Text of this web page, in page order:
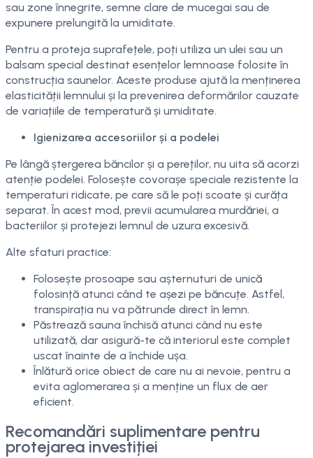
sau zone înnegrite, semne clare de mucegai sau de
expunere prelungită la umiditate.
Pentru a proteja suprafețele, poți utiliza un ulei sau un
balsam special destinat esențelor lemnoase folosite în
construcția saunelor. Aceste produse ajută la menținerea
elasticității lemnului și la prevenirea deformărilor cauzate
de variațiile de temperatură și umiditate.
Igienizarea accesoriilor și a podelei
Pe lângă ștergerea băncilor și a pereților, nu uita să acorzi
atenție podelei. Folosește covorașe speciale rezistente la
temperaturi ridicate, pe care să le poți scoate și curăța
separat. În acest mod, previi acumularea murdăriei, a
bacteriilor și protejezi lemnul de uzura excesivă.
Alte sfaturi practice:
Folosește prosoape sau așternuturi de unică
folosință atunci când te așezi pe băncuțe. Astfel,
transpirația nu va pătrunde direct în lemn.
Păstrează sauna închisă atunci când nu este
utilizată, dar asigură-te că interiorul este complet
uscat înainte de a închide ușa.
Înlătură orice obiect de care nu ai nevoie, pentru a
evita aglomerarea și a menține un flux de aer
eficient.
Recomandări suplimentare pentru
protejarea investiției